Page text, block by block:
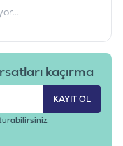
kaçırma
KAYIT OL